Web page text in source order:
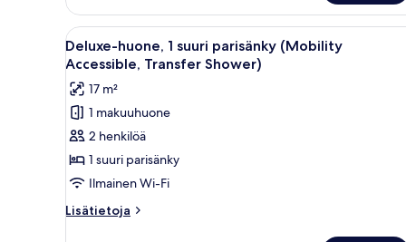
suuri
parisänky,
terassi
Avaa
kaikki
huonetyypin
Deluxe-
huone,
1
suuri
parisänky
(Mobility
Accessible,
Moderni hotellihuone, jossa
2
Deluxe-huone, 1 suuri parisänky (Mobility
Accessible, Transfer Shower)
17 m²
1 makuuhuone
2 henkilöä
1 suuri parisänky
Ilmainen Wi-Fi
Lisätietoja
Lisätietoja